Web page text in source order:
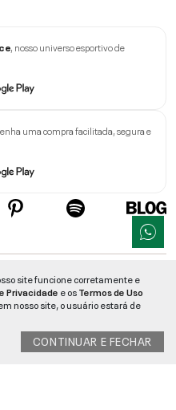
, nosso universo esportivo de
uma compra facilitada, segura e
site funcione corretamente e
Privacidade e osTermos de Uso
nosso site, o usuário estará de
CONTINUAR E FECHAR